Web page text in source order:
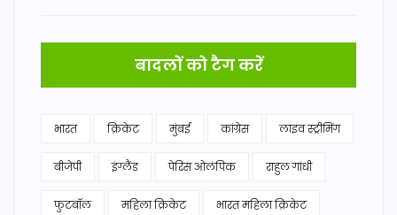
बादलों को टैग करें
भारत क्रिकेट मुंबई कांग्रेस लाइव स्ट्रीमिंग
बीजेपी इंग्लैंड पेरिस ओलंपिक राहुल गांधी
फुटबॉल महिला क्रिकेट भारत महिला क्रिकेट